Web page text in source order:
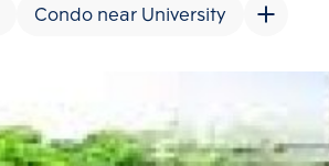
Condo near University